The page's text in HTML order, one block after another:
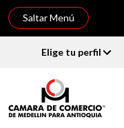
Saltar Menú
Elige tu perfil
Quiero un servicio para mi